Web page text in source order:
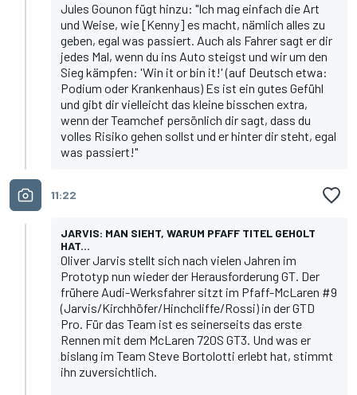
Jules Gounon fügt hinzu: "Ich mag einfach die Art
und Weise, wie [Kenny] es macht, nämlich alles zu
geben, egal was passiert. Auch als Fahrer sagt er dir
jedes Mal, wenn du ins Auto steigst und wir um den
Sieg kämpfen: 'Win it or bin it!' (auf Deutsch etwa:
Podium oder Krankenhaus) Es ist ein gutes Gefühl
und gibt dir vielleicht das kleine bisschen extra,
wenn der Teamchef persönlich dir sagt, dass du
volles Risiko gehen sollst und er hinter dir steht, egal
was passiert!"
11:22
JARVIS: MAN SIEHT, WARUM PFAFF TITEL GEHOLT
HAT...
Oliver Jarvis stellt sich nach vielen Jahren im
Prototyp nun wieder der Herausforderung GT. Der
frühere Audi-Werksfahrer sitzt im Pfaff-McLaren #9
(Jarvis/Kirchhöfer/Hinchcliffe/Rossi) in der GTD
Pro. Für das Team ist es seinerseits das erste
Rennen mit dem McLaren 720S GT3. Und was er
bislang im Team Steve Bortolotti erlebt hat, stimmt
ihn zuversichtlich.